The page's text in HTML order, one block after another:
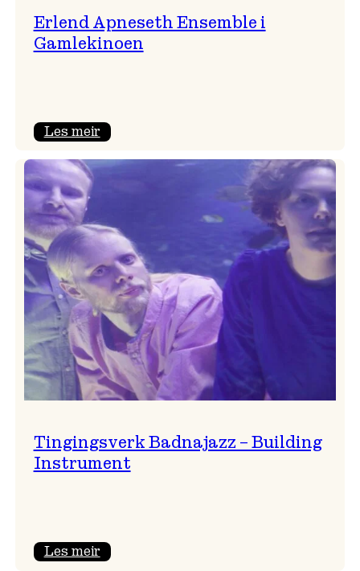
Erlend Apneseth Ensemble i
Gamlekinoen
Les meir:
Apneseth
Gamlekinoen
Tingingsverk Badnajazz – Building
Instrument
Les meir: